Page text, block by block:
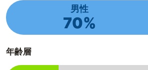
男性
70%
年齢層